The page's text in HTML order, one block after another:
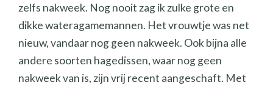
zelfs nakweek. Nog nooit zag ik zulke grote en
dikke wateragamemannen. Het vrouwtje was net
nieuw, vandaar nog geen nakweek. Ook bijna alle
andere soorten hagedissen, waar nog geen
nakweek van is, zijn vrij recent aangeschaft. Met